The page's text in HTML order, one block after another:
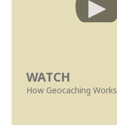
WATCH
How Geocaching Works